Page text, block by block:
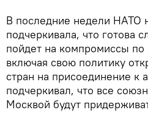
В последние недели НАТО
подчеркивала, что готова
пойдет на компромиссы
включая свою политику
стран на присоединение к
подчеркивал, что все
Москвой будут